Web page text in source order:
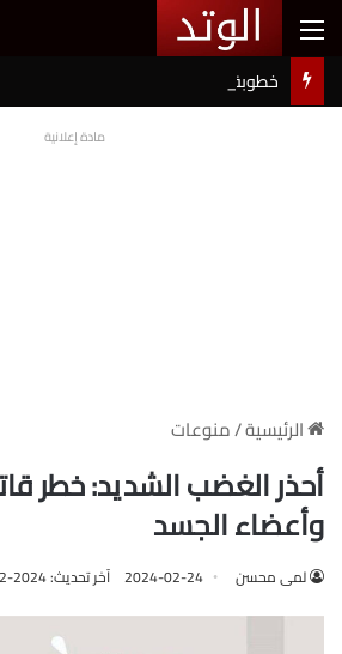
القائمة
مادة إعلانية
الرئيسية/منوعات
أحذر الغضب الشديد: خطر
وأعضاء الجسد
لمى محسن 2024-02-24 آخر تحديث: 2024-02-24